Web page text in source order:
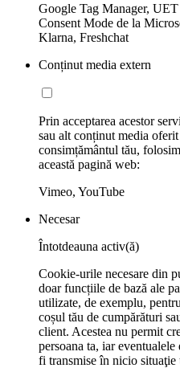
Google Tag Manager,
Consent Mode de la
Klarna, Freshchat
Conținut media extern
Prin acceptarea acestor
sau alt conținut media
consimțământul tău,
această pagină web:
Vimeo, YouTube
Necesar
Întotdeauna activ(ă)
Cookie-urile necesare din
doar funcțiile de bază ale
utilizate, de exemplu,
coșul tău de cumpărături
client. Acestea nu permit
persoana ta, iar
fi transmise în nicio situaţie